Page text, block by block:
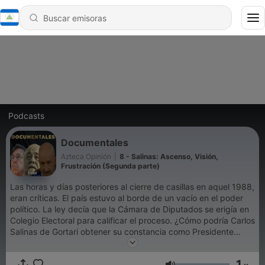
Podcasts
Documentales
Azteca Opinión
8 - Salinas: Ascenso, Visión,
Frustración (Segunda parte)
Las horas y días posteriores al cierre de casillas en aquel 1988,
eran críticas. El país estuvo al borde de un vacío en el poder
político. La ley decía que la Cámara de Diputados se erigía en
Colegio Electoral para calificar el proceso. ¿Cómo podría Carlos
Salinas de Gortari obtener su constancia como Presidente
Electo si todos los demás candidatos se habían unido para